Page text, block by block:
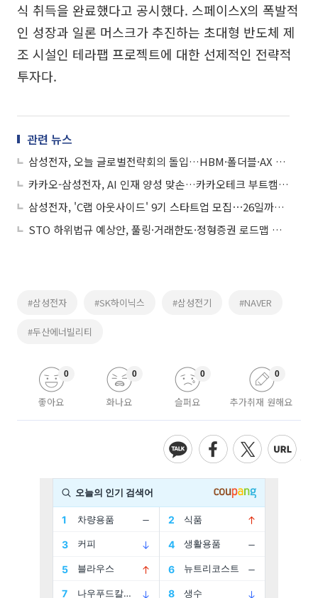
식 취득을 완료했다고 공시했다. 스페이스X의 폭발적
인 성장과 일론 머스크가 추진하는 초대형 반도체 제
조 시설인 테라팹 프로젝트에 대한 선제적인 전략적
투자다.
관련 뉴스
삼성전자, 오늘 글로벌전략회의 돌입…HBM·폴더블·AX 총점검
카카오-삼성전자, AI 인재 양성 맞손…카카오테크 부트캠프-SSAFY 공동 AI 해커톤
삼성전자, 'C랩 아웃사이드' 9기 스타트업 모집⋯26일까지 접수
STO 하위법규 예상안, 풀링·거래한도·정형증권 로드맵 제시
#삼성전자 #SK하이닉스 #삼성전기 #NAVER
#두산에너빌리티
좋아요
0
화나요
0
슬퍼요
0
추가취재 원해요
0